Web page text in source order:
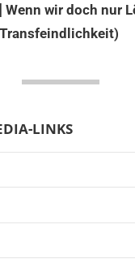
Wenn wir doch nur
LINKS